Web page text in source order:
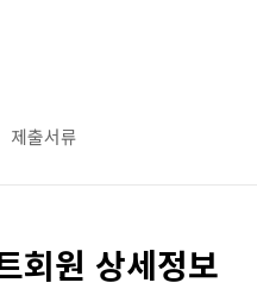
제출서류
회원 상세정보